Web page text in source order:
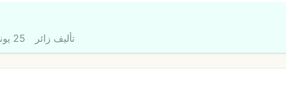
تأليف زائر 25 يونيو 2017